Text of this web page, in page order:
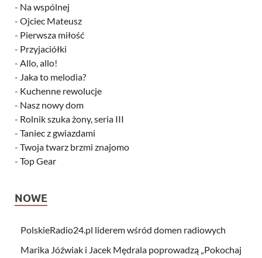
- Na wspólnej
- Ojciec Mateusz
- Pierwsza miłość
- Przyjaciółki
- Allo, allo!
- Jaka to melodia?
- Kuchenne rewolucje
- Nasz nowy dom
- Rolnik szuka żony, seria III
- Taniec z gwiazdami
- Twoja twarz brzmi znajomo
- Top Gear
NOWE
PolskieRadio24.pl liderem wśród domen radiowych
Marika Jóźwiak i Jacek Mędrala poprowadzą „Pokochaj